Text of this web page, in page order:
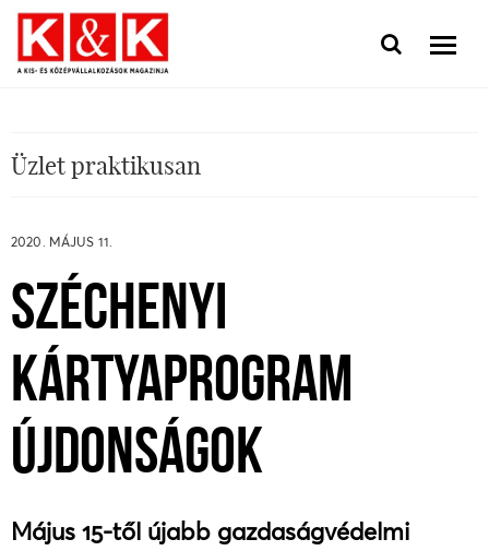
Üzlet praktikusan
2020. MÁJUS 11.
SZÉCHENYI
KÁRTYAPROGRAM
ÚJDONSÁGOK
Május 15-től újabb gazdaságvédelmi